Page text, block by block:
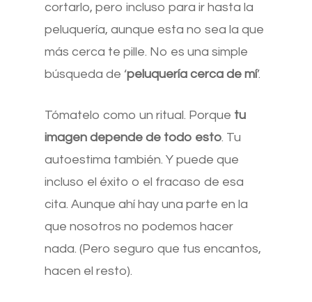
cortarlo, pero incluso para ir hasta la
peluquería, aunque esta no sea la que
más cerca te pille. No es una simple
búsqueda de ‘peluquería cerca de mí’.
Tómatelo como un ritual. Porque tu
imagen depende de todo esto. Tu
autoestima también. Y puede que
incluso el éxito o el fracaso de esa
cita. Aunque ahí hay una parte en la
que nosotros no podemos hacer
nada. (Pero seguro que tus encantos,
hacen el resto).